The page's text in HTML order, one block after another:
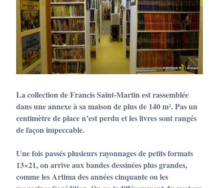
La collection de Francis Saint-Martin est rassemblée
dans une annexe à sa maison de plus de 140 m². Pas un
centimètre de place n’est perdu et les livres sont rangés
de façon impeccable.
Une fois passés plusieurs rayonnages de petits formats
13×21, on arrive aux bandes dessinées plus grandes,
comme les Artima des années cinquante ou les